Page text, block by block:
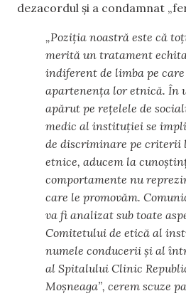
dezacordul și a condamnat
„Poziția noastră este că
merită un tratament
indiferent de limba pe care
apartenența lor etnică. În
apărut pe rețelele de
medic al instituției se
de discriminare pe criterii
etnice, aducem la
comportamente nu
care le promovăm.
va fi analizat sub toate
Comitetului de etică al
numele conducerii și al
al Spitalului Clinic
Moșneaga”, cerem scuze